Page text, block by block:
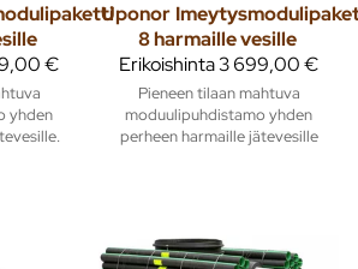
€
yhden
Uponor
8 harmaille vesille
Erikoishinta3 699,00 €
Pieneen tilaan mahtuva
moduulipuhdistamo yhden
perheen harmaille jätevesille